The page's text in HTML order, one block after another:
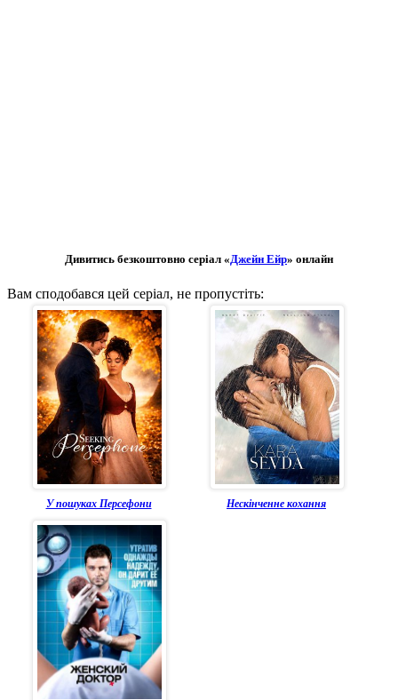
Дивитись безкоштовно серіал «Джейн Ейр» онлайн
Вам сподобався цей серіал, не пропустіть:
У пошуках Персефони Нескінченне кохання